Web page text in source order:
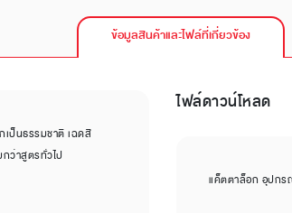
ข้อมูลสินค้าและไฟล์ที่เกี่ยวข้อง
เป็นธรรมชาติ เฉดสี
ว่าสูตรทั่วไป
ไฟล์ดาวน์โหลด
แค็ตตาล็อก อุปกร